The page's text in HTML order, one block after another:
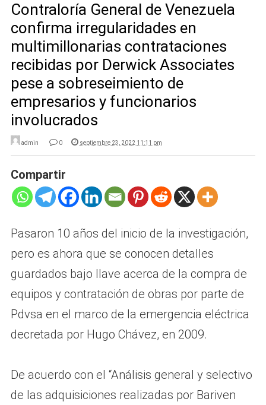
Contraloría General de Venezuela
confirma irregularidades en
multimillonarias contrataciones
recibidas por Derwick Associates
pese a sobreseimiento de
empresarios y funcionarios
involucrados
admin 0 septiembre 23, 2022 11:11 pm
Compartir
Pasaron 10 años del inicio de la investigación,
pero es ahora que se conocen detalles
guardados bajo llave acerca de la compra de
equipos y contratación de obras por parte de
Pdvsa en el marco de la emergencia eléctrica
decretada por Hugo Chávez, en 2009.
De acuerdo con el “Análisis general y selectivo
de las adquisiciones realizadas por Bariven